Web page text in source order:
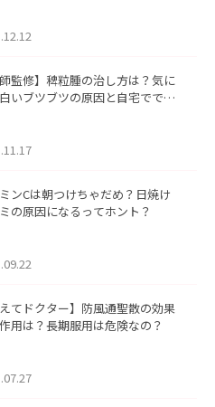
師監修】稗粒腫の治し方は？気に
いブツブツの原因と自宅ででき
ンCは朝つけちゃだめ？日焼け
の原因になるってホント？
えてドクター】防風通聖散の効果
用は？長期服用は危険なの？